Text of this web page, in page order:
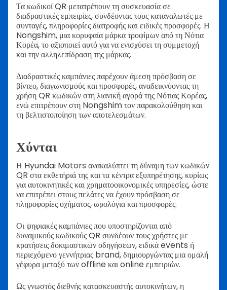
Τα κωδικοί QR μετατρέπουν τη συσκευασία σε
διαδραστικές εμπειρίες, συνδέοντας τους καταναλωτές με
συνταγές, πληροφορίες διατροφής και ειδικές προσφορές. Η
Nongshim, μια κορυφαία μάρκα τροφίμων από τη Νότια
Κορέα, το αξιοποιεί αυτό για να ενισχύσει τη συμμετοχή
και την αλληλεπίδραση της μάρκας.
Διαδραστικές καμπάνιες παρέχουν άμεση πρόσβαση σε
βίντεο, διαγωνισμούς και προσφορές, αναδεικνύοντας τη
χρήση QR κωδικών στη λιανική αγορά της Νότιας Κορέας,
ενώ επιτρέπουν στη Nongshim τον παρακολούθηση και
τη βελτιστοποίηση των αποτελεσμάτων.
Χύνται
Η Hyundai Motors ανακαλύπτει τη δύναμη των κωδικών
QR στα εκθετήριά της και τα κέντρα εξυπηρέτησης, κυρίως
για αυτοκινητικές και χρηματοοικονομικές υπηρεσίες, ώστε
να επιτρέπει στους πελάτες να έχουν πρόσβαση σε
πληροφορίες οχήματος, ωρολόγια και προσφορές.
Οι ψηφιακές καμπάνιες που υποστηρίζονται από
δυναμικούς κωδικούς QR συνδέουν τους χρήστες με
κρατήσεις δοκιμαστικών οδηγήσεων, ειδικά events ή
περιεχόμενο γεννήτριας brand, δημιουργώντας μια ομαλή
γέφυρα μεταξύ των offline και online εμπειριών.
Ως γνωστός διεθνής κατασκευαστής αυτοκινήτων, η